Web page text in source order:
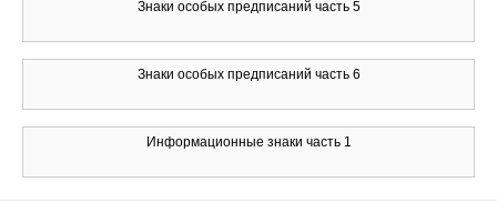
Знаки особых предписаний часть 5
Знаки особых предписаний часть 6
Информационные знаки часть 1